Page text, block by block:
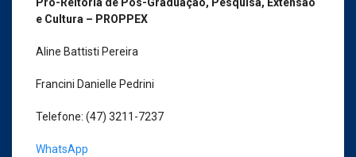
Pró-Reitoria de Pós-Graduação, Pesquisa, Extensão
e Cultura – PROPPEX
Aline Battisti Pereira
Francini Danielle Pedrini
Telefone: (47) 3211-7237
WhatsApp